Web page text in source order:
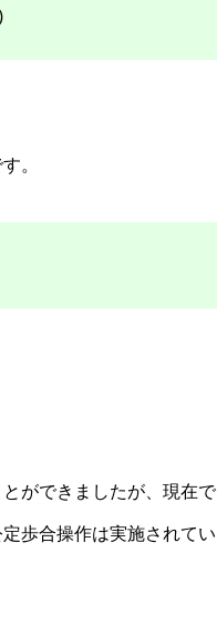
。
ができましたが、現在で
歩合操作は実施されてい